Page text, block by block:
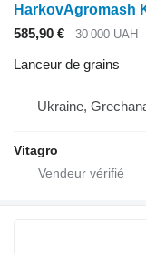
HarkovAgromash
585,90 €
30 000 UAH
Lanceur de grains
Ukraine,
Vitagro